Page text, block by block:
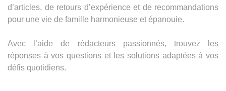
d’articles, de retours d’expérience et de recommandations
pour une vie de famille harmonieuse et épanouie.
Avec l’aide de rédacteurs passionnés, trouvez les
réponses à vos questions et les solutions adaptées à vos
défis quotidiens.